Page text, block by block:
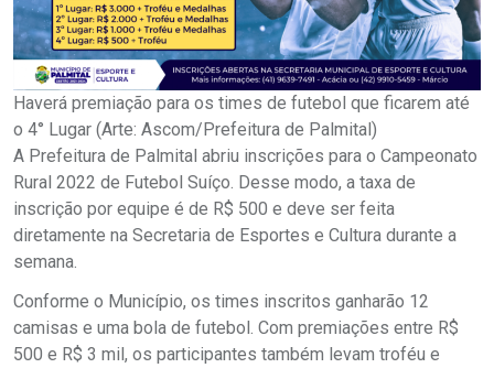
Haverá premiação para os times de futebol que ficarem até
o 4° Lugar (Arte: Ascom/Prefeitura de Palmital)
A Prefeitura de Palmital abriu inscrições para o Campeonato
Rural 2022 de Futebol Suíço. Desse modo, a taxa de
inscrição por equipe é de R$ 500 e deve ser feita
diretamente na Secretaria de Esportes e Cultura durante a
semana.
Conforme o Município, os times inscritos ganharão 12
camisas e uma bola de futebol. Com premiações entre R$
500 e R$ 3 mil, os participantes também levam troféu e